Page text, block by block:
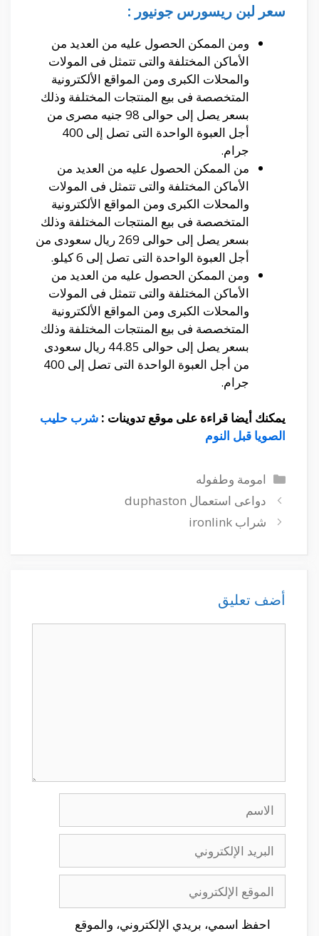
سعر لبن ريسورس جونيور :
ومن الممكن الحصول عليه من العديد من
الأماكن المختلفة والتى تتمثل فى المولات
والمحلات الكبرى ومن المواقع الألكترونية
المتخصصة فى بيع المنتجات المختلفة وذلك
بسعر يصل إلى حوالى 98 جنيه مصرى من
أجل العبوة الواحدة التى تصل إلى 400
جرام.
من الممكن الحصول عليه من العديد من
الأماكن المختلفة والتى تتمثل فى المولات
والمحلات الكبرى ومن المواقع الألكترونية
المتخصصة فى بيع المنتجات المختلفة وذلك
بسعر يصل إلى حوالى 269 ريال سعودى من
أجل العبوة الواحدة التى تصل إلى 6 كيلو.
ومن الممكن الحصول عليه من العديد من
الأماكن المختلفة والتى تتمثل فى المولات
والمحلات الكبرى ومن المواقع الألكترونية
المتخصصة فى بيع المنتجات المختلفة وذلك
بسعر يصل إلى حوالى 44.85 ريال سعودى
من أجل العبوة الواحدة التى تصل إلى 400
جرام.
يمكنك أيضا قراءة على موقع تدوينات : شرب حليب
الصويا قبل النوم
التصنيفات
امومة وطفوله
دواعى استعمال duphaston
شراب ironlink
أضف تعليق
الاسم
البريد
الإلكتروني
الموقع
الإلكتروني
احفظ اسمي، بريدي الإلكتروني، والموقع